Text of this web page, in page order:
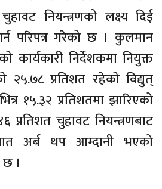
नियन्त्रणको लक्ष्य दिई
परिपत्र गरेको छ । कुलमान
कार्यकारी निर्देशकमा नियुक्त
२५.७८ प्रतिशत रहेको विद्युत्
१५.३२ प्रतिशतमा झारिएको
चुहावट नियन्त्रणबाट
अर्ब थप आम्दानी भएको
।